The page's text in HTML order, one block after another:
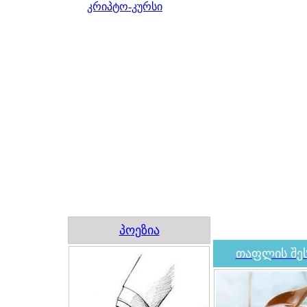
კრიპტო-კურსი
პოეზია
თაფლის